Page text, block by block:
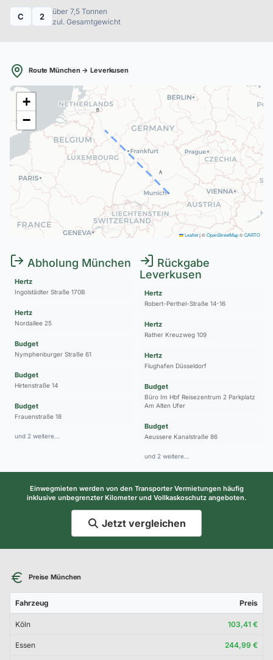
C 2
über 7,5 Tonnen
zul. Gesamtgewicht
Route München → Leverkusen
A
B
+
−
Leaflet|©OpenStreetMap©CARTO
Abholung München
Hertz
Ingolstädter Straße 170B
Hertz
Nordallee 25
Budget
Nymphenburger Straße 61
Budget
Hirtenstraße 14
Budget
Frauenstraße 18
und 2 weitere…
Rückgabe
Leverkusen
Hertz
Robert-Perthel-Straße 14-16
Hertz
Rather Kreuzweg 109
Hertz
Flughafen Düsseldorf
Budget
Büro Im Hbf Reisezentrum 2 Parkplatz
Am Alten Ufer
Budget
Aeussere Kanalstraße 86
und 2 weitere…
Einwegmieten werden von den Transporter Vermietungen häufig
inklusive unbegrenzter Kilometer und Vollkaskoschutz angeboten.
Jetzt vergleichen
Preise München
Fahrzeug Preis
Köln 103,41 €
Essen 244,99 €